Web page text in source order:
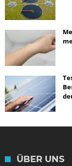
ÜBER UNS